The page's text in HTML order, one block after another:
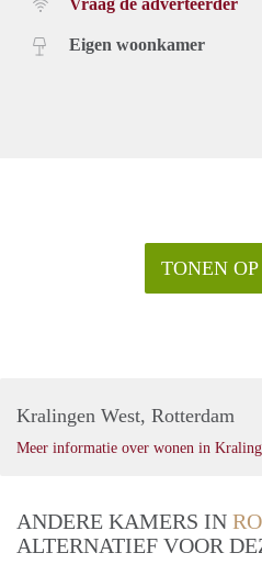
Eigen woonkamer
TONEN
Kralingen West, Rotterdam
Meer informatie over wonen in
ANDERE KAMERS IN
ALTERNATIEF VOOR